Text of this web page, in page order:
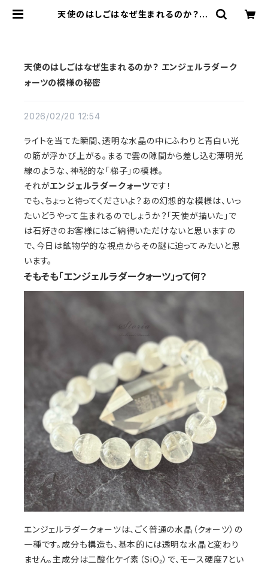
天使のはしごはなぜ生まれるのか？ エ
天使のはしごはなぜ生まれるのか？ エンジェルラダーク
ォーツの模様の秘密
2026/02/20 12:54
ライトを当てた瞬間、透明な水晶の中にふわりと青白い光
の筋が浮かび上がる。まるで雲の隙間から差し込む薄明光
線のような、神秘的な「梯子」の模様。
それがエンジェルラダークォーツです！
でも、ちょっと待ってくださいよ？あの幻想的な模様は、いっ
たいどうやって生まれるのでしょうか？「天使が描いた」で
は石好きのお客様にはご納得いただけないと思いますの
で、今日は鉱物学的な視点からその謎に迫ってみたいと思
います。
そもそも「エンジェルラダークォーツ」って何？
エンジェルラダークォーツは、ごく普通の水晶（クォーツ）の
一種です。成分も構造も、基本的には透明な水晶と変わり
ません。主成分は二酸化ケイ素（SiO₂）で、モース硬度7とい